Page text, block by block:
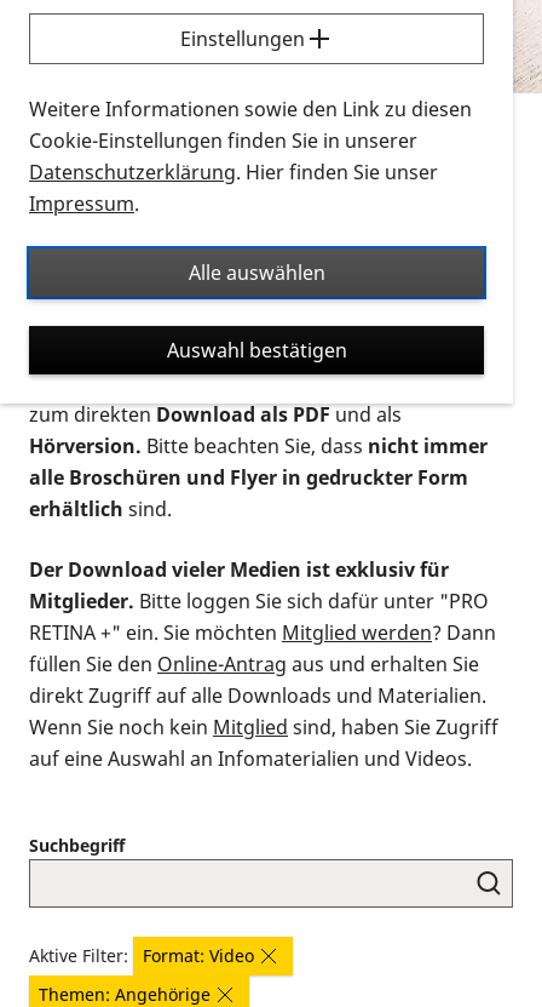
Sie möchten wissen, wie Sie nach Infonmaterial
suchen und dieses bestellen bzw. herunterladen
können? Schauen Sie sich dieErklärvideos zum
Thema Infomaterial auf der PRO RETINA-Website
für blinde und sehbehinderte Menschen an.
Auf dieser Seite finden Sie sämtliches Infomaterial
Ort. Nutzen Sie den Formatfilter, um ausschließlich
nach Flyern und Broschüren, Audios oder Videos zu
suchen. Die meisten Flyer und Broschüren werden in
verschiedenen Formaten angeboten: zur
postalischen Bestellung als gedruckte Variante
zum direktenDownload als PDFund als
Hörversion. Bitte beachten Sie, dass nicht immer
alle Broschüren und Flyer in gedruckter Form
erhältlich sind.
Der Download vieler Medien ist exklusiv für
Mitglieder. Bitte loggen Sie sich dafür unter "PRO
RETINA +" ein. Sie möchten Mitglied werden? Dann
füllen Sie den Online-Antrag aus und erhalten Sie
direkt Zugriff auf alle Downloads und Materialien.
Wenn Sie noch kein Mitglied sind, haben Sie Zugriff
auf eine Auswahl an Infomaterialien und Videos.
Suchbegriff
Aktive Filter:
Format: Video
Themen: Angehörige
Einstellungen
Weitere Informationen sowie den Link zu diesen
Cookie-Einstellungen finden Sie in unserer
Datenschutzerklärung. Hier finden Sie unser
Impressum.
Alle auswählen
Auswahl bestätigen